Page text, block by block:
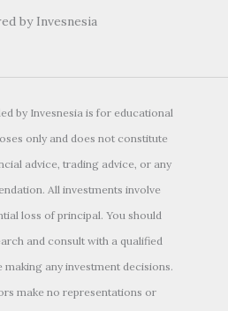
by Invesnesia
by Invesnesia is for educational
only and does not constitute
advice, trading advice, or any
All investments involve
loss of principal. You should
and consult with a qualified
any investment decisions.
make no representations or